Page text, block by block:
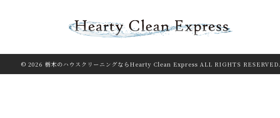
© 2026 栃木のハウスクリーニングならHearty Clean Express ALL RIGHTS RESERVED.